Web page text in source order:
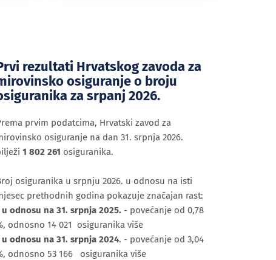
rezultati Hrvatskog zavoda za
osiguranje o broju
za srpanj 2026.
prvim podatcima, Hrvatski zavod za
osiguranje na dan 31. srpnja 2026.
1 802 261 osiguranika.
osiguranika u srpnju 2026. u odnosu na isti
prethodnih godina pokazuje značajan rast:
u odnosu na 31. srpnja 2025. - povećanje od 0,78
odnosno 14 021 osiguranika više
u odnosu na 31. srpnja 2024. - povećanje od 3,04
odnosno 53 166 osiguranika više